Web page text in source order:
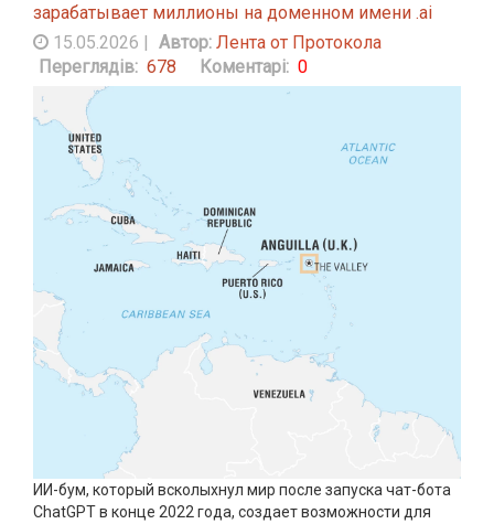
зарабатывает миллионы на доменном имени .ai
15.05.2026 | Автор: Лента от Протокола
Переглядів: 678 Коментарі: 0
ИИ-бум, который всколыхнул мир после запуска чат-бота
ChatGPT в конце 2022 года, создает возможности для